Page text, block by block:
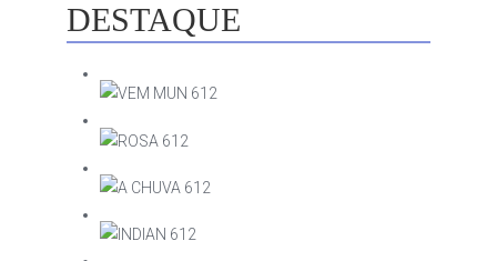
DESTAQUE